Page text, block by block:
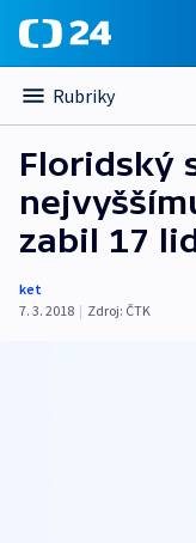
Rubriky
Floridský
zabil 17
ket
7. 3. 2018 | Zdroj: ČTK